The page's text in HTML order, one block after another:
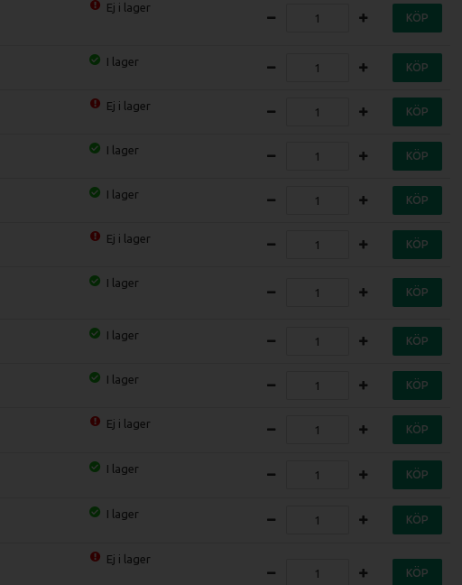
Ej i lager
KÖP
I lager KÖP
Ej i lager KÖP
I lager KÖP
I lager KÖP
Ej i lager KÖP
I lager
KÖP
I lager KÖP
I lager KÖP
Ej i lager KÖP
I lager KÖP
I lager KÖP
Ej i lager
KÖP